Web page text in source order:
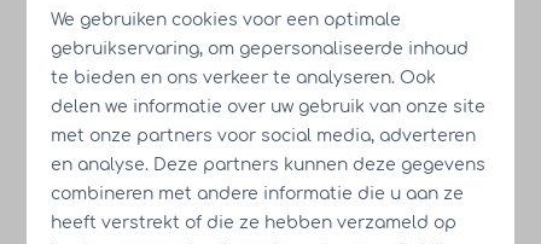
We gebruiken cookies voor een optimale
gebruikservaring, om gepersonaliseerde inhoud
te bieden en ons verkeer te analyseren. Ook
delen we informatie over uw gebruik van onze site
met onze partners voor social media, adverteren
en analyse. Deze partners kunnen deze gegevens
combineren met andere informatie die u aan ze
heeft verstrekt of die ze hebben verzameld op